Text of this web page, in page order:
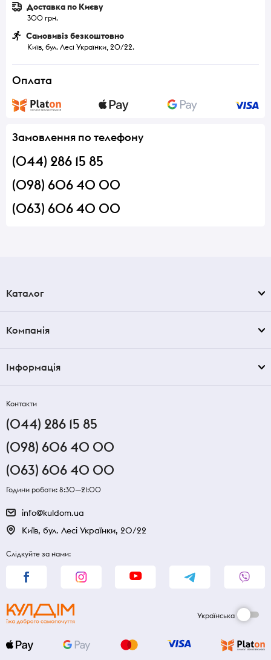
Доставка по Києву
300 грн.
Самовивіз безкоштовно
Київ, бул. Лесі Українки, 20/22.
Оплата
Замовлення по телефону
(044) 286 15 85
(098) 606 40 00
(063) 606 40 00
Каталог
Компанія
Інформація
Контакти
(044) 286 15 85
(098) 606 40 00
(063) 606 40 00
Години роботи: 8:30—21:00
info@kuldom.ua
Київ, бул. Лесі Українки, 20/22
Слідкуйте за нами:
Українська